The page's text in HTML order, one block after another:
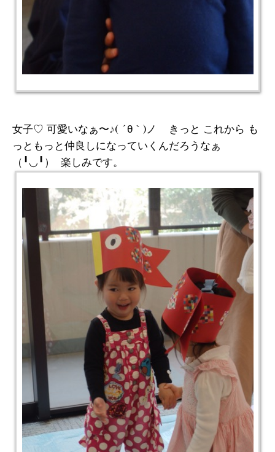
女子♡ 可愛いなぁ〜♪( ´θ｀)ノ きっと これから も
っともっと仲良しになっていくんだろうなぁ
（╹◡╹） 楽しみです。